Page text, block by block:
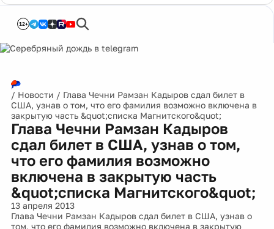
12+
/ Новости / Глава Чечни Рамзан Кадыров сдал билет в
США, узнав о том, что его фамилия возможно включена в
закрытую часть &quot;списка Магнитского&quot;
Глава Чечни Рамзан Кадыров
сдал билет в США, узнав о том,
что его фамилия возможно
включена в закрытую часть
&quot;списка Магнитского&quot;
13 апреля 2013
Глава Чечни Рамзан Кадыров сдал билет в США, узнав о
том, что его фамилия возможно включена в закрытую